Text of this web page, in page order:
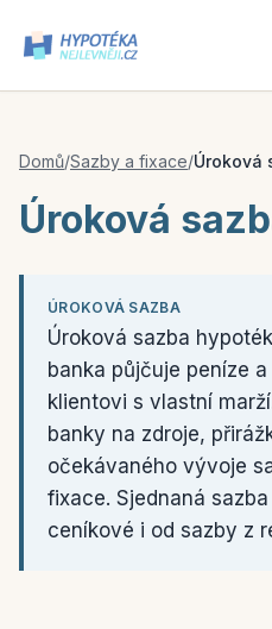
Domů/Sazby a fixace/Úroková
Úroková
ÚROKOVÁ SAZBA
Úroková sazba
banka půjčuje peníze
klientovi s vlastní
banky na zdroje,
očekávaného vývoje
fixace. Sjednaná
ceníkové i od sazby z